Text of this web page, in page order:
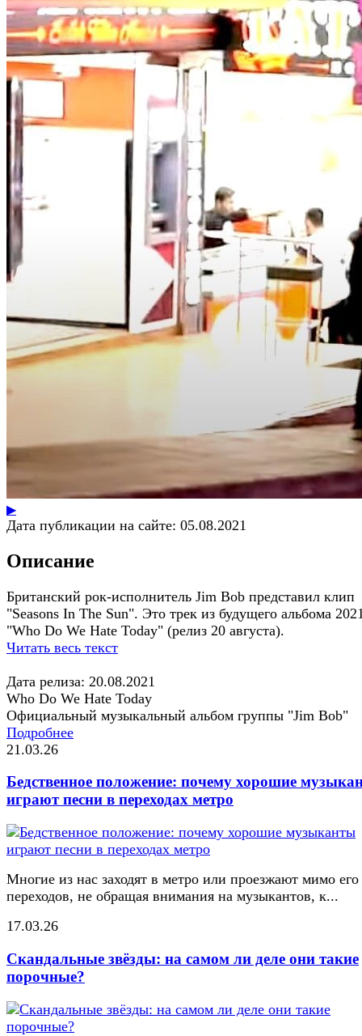
▶
Дата публикации на сайте: 05.08.2021
Описание
Британский рок-исполнитель Jim Bob представил клип
"Seasons In The Sun". Это трек из будущего альбома
"Who Do We Hate Today" (релиз 20 августа).
Читать весь текст
Дата релиза: 20.08.2021
Who Do We Hate Today
Официальный музыкальный альбом группы "Jim Bob"
Подробнее
21.03.26
Бедственное положение: почему хорошие
играют песни в переходах метро
Многие из нас заходят в метро или проезжают мимо его
переходов, не обращая внимания на музыкантов, к...
17.03.26
Скандальные звёзды: на самом ли деле они такие
порочные?